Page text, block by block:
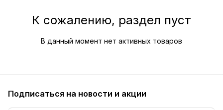
К сожалению, раздел пуст
В данный момент нет активных товаров
Подписаться на новости и акции